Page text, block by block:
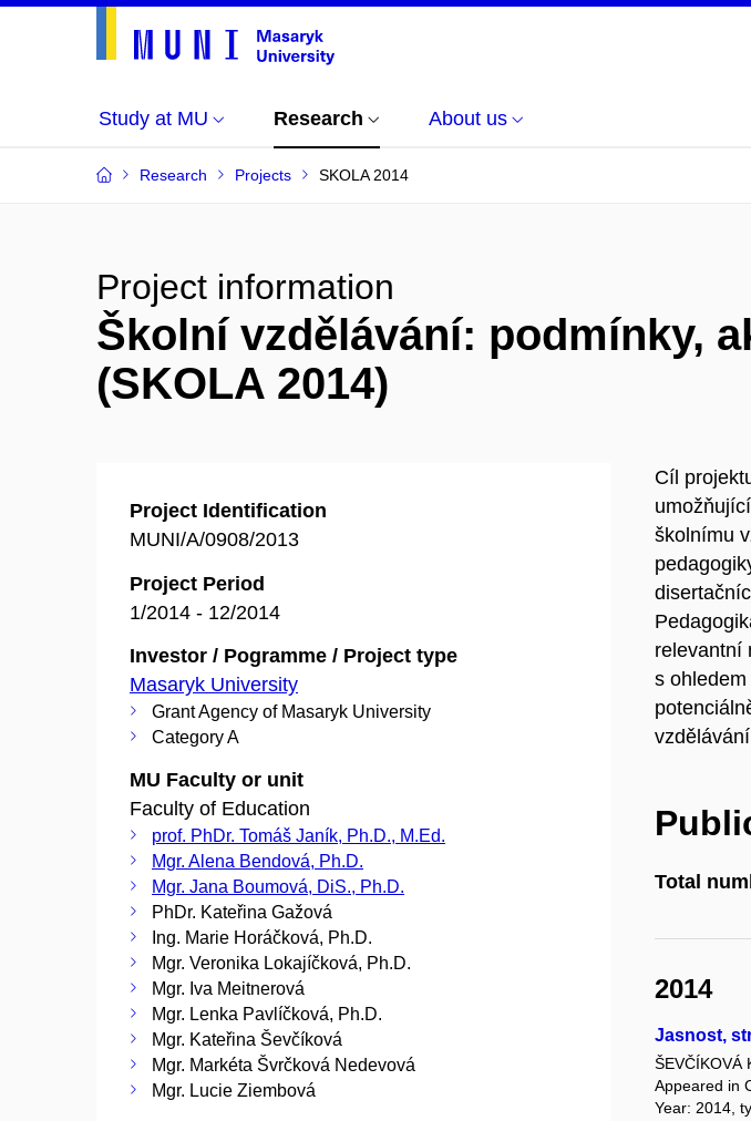
Study at MU Research About us
Research Projects SKOLA 2014
Project information
Školní vzdělávání: podmínky,
(SKOLA 2014)
Project Identification
MUNI/A/0908/2013
Project Period
1/2014 - 12/2014
Investor / Pogramme / Project type
Masaryk University
Grant Agency of Masaryk University
Category A
MU Faculty or unit
Faculty of Education
prof. PhDr. Tomáš Janík, Ph.D., M.Ed.
Mgr. Alena Bendová, Ph.D.
Mgr. Jana Boumová, DiS., Ph.D.
PhDr. Kateřina Gažová
Ing. Marie Horáčková, Ph.D.
Mgr. Veronika Lokajíčková, Ph.D.
Mgr. Iva Meitnerová
Mgr. Lenka Pavlíčková, Ph.D.
Mgr. Kateřina Ševčíková
Mgr. Markéta Švrčková Nedevová
Mgr. Lucie Ziembová
Cíl
školnímu
relevantní
s
Total
2014
Jasnost,
ŠEVČÍKOVÁ
Appeared in
Year: 2014,